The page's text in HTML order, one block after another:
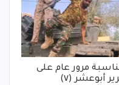
مرور عام على
أبوعشر (٧)